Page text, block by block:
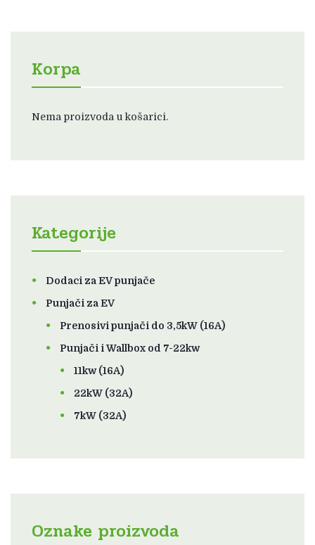
Korpa
Nema proizvoda u košarici.
Kategorije
Dodaci za EV punjače
Punjači za EV
Prenosivi punjači do 3,5kW (16A)
Punjači i Wallbox od 7-22kw
11kw (16A)
22kW (32A)
7kW (32A)
Oznake proizvoda